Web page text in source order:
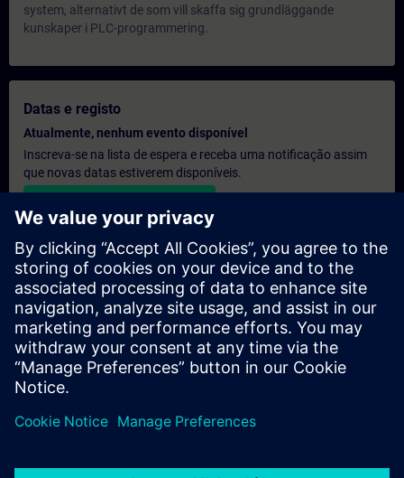
system, alternativt de som vill skaffa sig grundläggande
kunskaper i PLC-programmering.
Datas e registo
Atualmente, nenhum evento disponível
Inscreva-se na lista de espera e receba uma notificação assim
que novas datas estiverem disponíveis.
Orçamento personalizado
Se precisar de um orçamento com os preços de tabela para esta
formação, por exemplo, para o seu departamento de aquisição,
clique no link abaixo. Primeiro, terá de fornecer alguns dados
pessoais e, em seguida, receberá um orçamento por e-mail.
Fornecer orçamento